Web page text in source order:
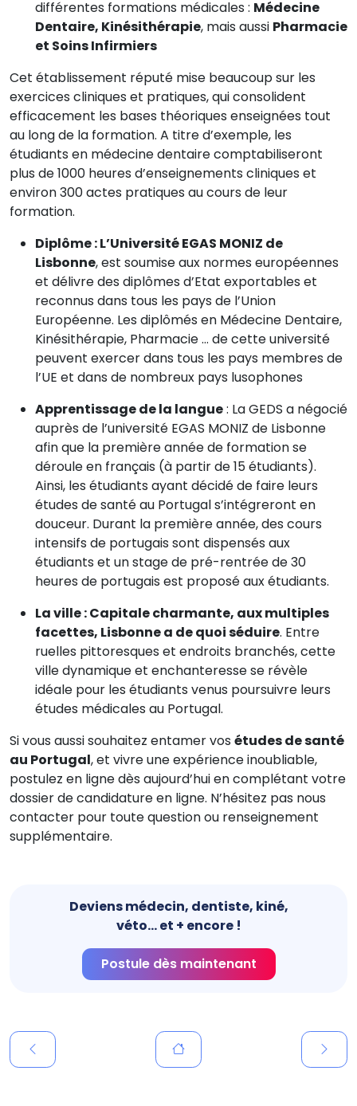
différentes formations médicales : Médecine
Dentaire, Kinésithérapie, mais aussi Pharmacie
et Soins Infirmiers
Cet établissement réputé mise beaucoup sur les
exercices cliniques et pratiques, qui consolident
efficacement les bases théoriques enseignées tout
au long de la formation. A titre d’exemple, les
étudiants en médecine dentaire comptabiliseront
plus de 1000 heures d’enseignements cliniques et
environ 300 actes pratiques au cours de leur
formation.
Diplôme : L’Université EGAS MONIZ de
Lisbonne, est soumise aux normes européennes
et délivre des diplômes d’Etat exportables et
reconnus dans tous les pays de l’Union
Européenne. Les diplômés en Médecine Dentaire,
Kinésithérapie, Pharmacie … de cette université
peuvent exercer dans tous les pays membres de
l’UE et dans de nombreux pays lusophones
Apprentissage de la langue: La GEDS a négocié
auprès de l’université EGAS MONIZ de Lisbonne
afin que la première année de formation se
déroule en français (à partir de 15 étudiants).
Ainsi, les étudiants ayant décidé de faire leurs
études de santé au Portugal s’intégreront en
douceur. Durant la première année, des cours
intensifs de portugais sont dispensés aux
étudiants et un stage de pré-rentrée de 30
heures de portugais est proposé aux étudiants.
La ville : Capitale charmante, aux multiples
facettes, Lisbonne a de quoi séduire. Entre
ruelles pittoresques et endroits branchés, cette
ville dynamique et enchanteresse se révèle
idéale pour les étudiants venus poursuivre leurs
études médicales au Portugal.
Si vous aussi souhaitez entamer vos études de santé
au Portugal, et vivre une expérience inoubliable,
postulez en ligne dès aujourd’hui en complétant votre
dossier de candidature en ligne. N’hésitez pas nous
contacter pour toute question ou renseignement
supplémentaire.
Deviens médecin, dentiste, kiné,
véto... et + encore !
Postule dès maintenant